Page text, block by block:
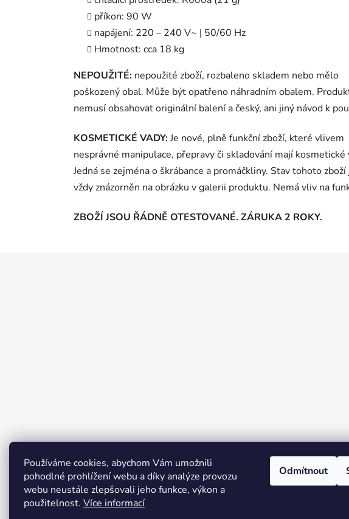
Používáme cookies, abychom Vám umožnili
pohodlné prohlížení webu a díky analýze provozu
webu neustále zlepšovali jeho funkce, výkon a
použitelnost. Více informací
Odmítnout
příkon: 90 W
napájení: 220 – 240 V~ | 50/60 Hz
Hmotnost: cca 18 kg
NEPOUŽITÉ: nepoužité zboží, rozbaleno skladem nebo mělo
poškozený obal. Může být opatřeno náhradním obalem.
nemusí obsahovat originální balení a český, ani jiný návod k
KOSMETICKÉ VADY:Je nové, plně funkční zboží, které vlivem
nesprávné manipulace, přepravy či skladování mají kosmetické
Jedná se zejména o škrábance a promáčkliny. Stav tohoto zboží
vždy znázorněn na obrázku v galerii produktu. Nemá vliv na
ZBOŽÍ JSOU ŘÁDNĚ OTESTOVANÉ. ZÁRUKA 2 ROKY.